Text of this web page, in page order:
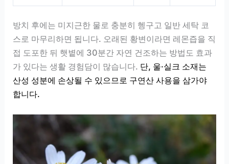
방치 후에는 미지근한 물로 충분히 헹구고 일반 세탁 코
스로 마무리하면 됩니다. 오래된 황변이라면 레몬즙을 직
접 도포한 뒤 햇볕에 30분간 자연 건조하는 방법도 효과
가 있다는 생활 경험담이 많습니다. 단, 울·실크 소재는
산성 성분에 손상될 수 있으므로 구연산 사용을 삼가야
합니다.